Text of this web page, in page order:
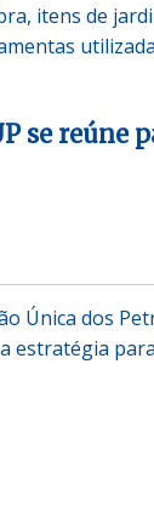
itens de
se reúne
Única dos
estratégia